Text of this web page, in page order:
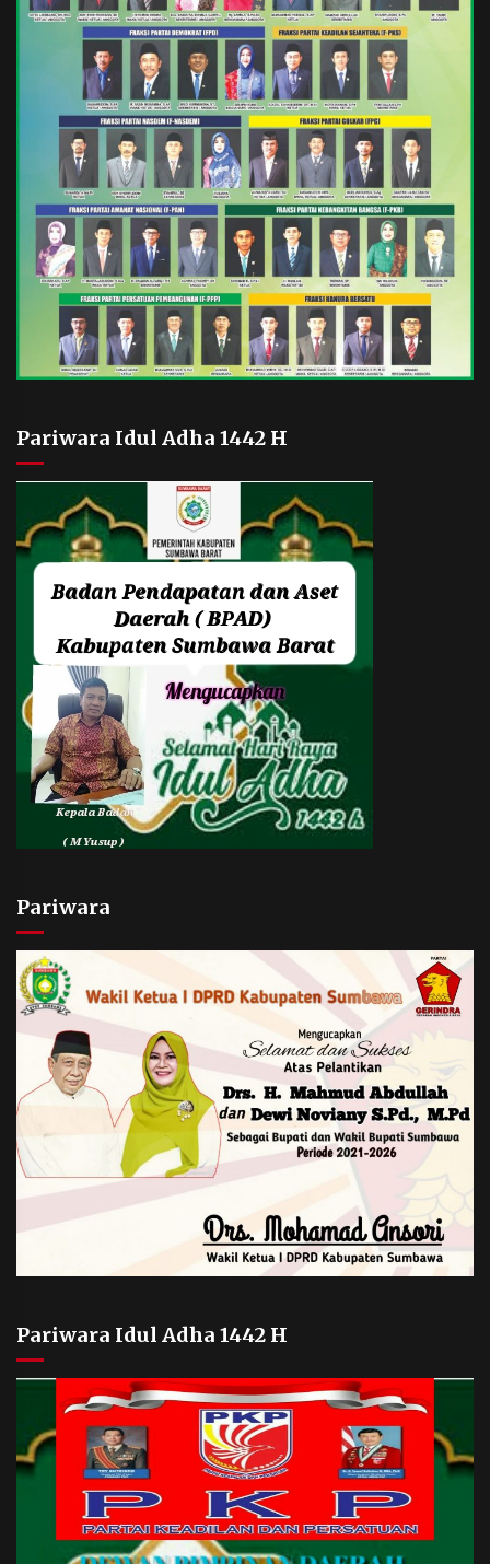
Pariwara Idul Adha 1442 H
Pariwara
Pariwara Idul Adha 1442 H